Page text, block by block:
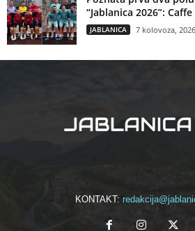
“Jablanica 2026”:
JABLANICA 7 kolovoza, 2026
KONTAKT: